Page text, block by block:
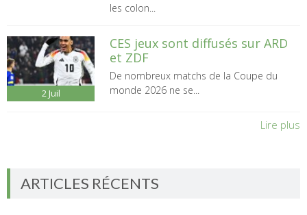
les colon...
2 Juil
CES jeux sont diffusés sur ARD
et ZDF
De nombreux matchs de la Coupe du
monde 2026 ne se...
Lire plus
ARTICLES RÉCENTS